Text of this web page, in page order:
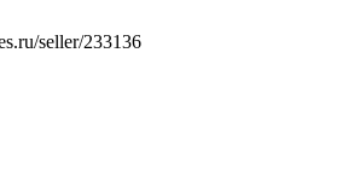
seller/233136